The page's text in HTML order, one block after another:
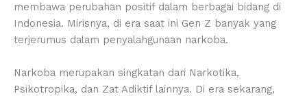
membawa perubahan positif dalam berbagai bidang di
Indonesia. Mirisnya, di era saat ini Gen Z banyak yang
terjerumus dalam penyalahgunaan narkoba.
Narkoba merupakan singkatan dari Narkotika,
Psikotropika, dan Zat Adiktif lainnya. Di era sekarang,